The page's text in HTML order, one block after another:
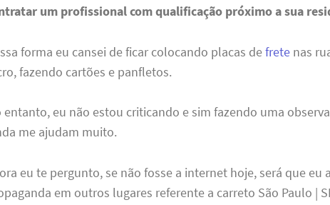
um profissional com qualificação próximo a sua
forma eu cansei de ficar colocando placas defrete nas
fazendo cartões e panfletos.
entanto, eu não estou criticando e sim fazendo uma
me ajudam muito.
eu te pergunto, se não fosse a internet hoje, será que eu
em outros lugares referente a carreto São Paulo |